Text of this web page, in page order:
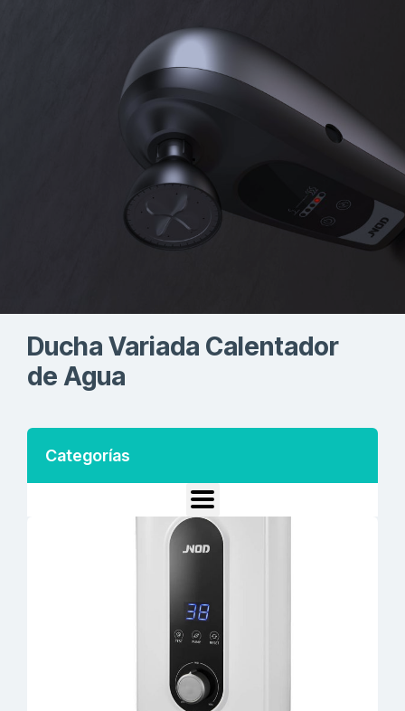
Este es el título
Ducha Variada Calentador
de Agua
Categorías